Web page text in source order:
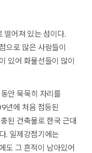
떨어져 있는 섬이다.
으로 많은 사람들이
있어 화물선들이 많이
안 묵묵히 자리를
년에 처음 점등된
된 건축물로 한국 근대
. 일제강점기에는
도 그 흔적이 남아있어